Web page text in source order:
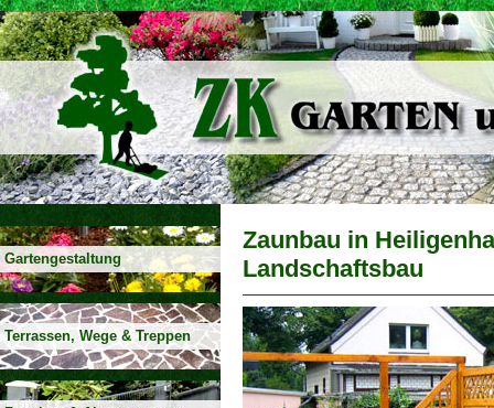
Gartengestaltung
Terrassen, Wege & Treppen
Zaunbau in
Landschaftsbau